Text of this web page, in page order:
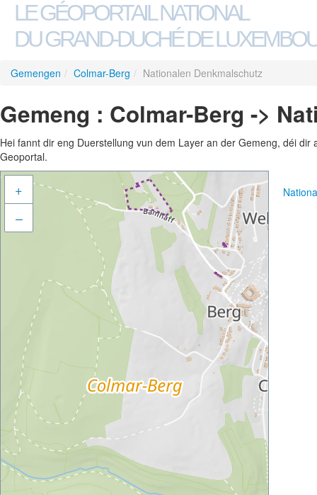
LE GÉOPORTAIL NATIONAL
DU GRAND-DUCHÉ DE
Gemengen / Colmar-Berg / Nationalen Denkmalschutz
Gemeng : Colmar-Berg ->
Hei fannt dir eng Duerstellung vun dem Layer an der Gemeng, déi
Geoportal.
+
–